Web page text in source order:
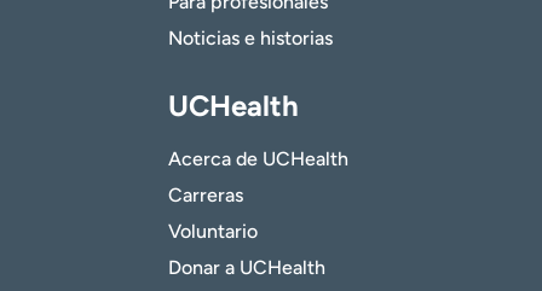
Noticias e historias
UCHealth
Acerca de UCHealth
Carreras
Voluntario
Donar a UCHealth